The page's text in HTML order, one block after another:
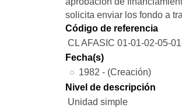
solicita enviar los fondo a
Código de referencia
CL AFASIC 01-01-02-05-
Fecha(s)
1982 - (Creación)
Nivel de descripción
Unidad simple